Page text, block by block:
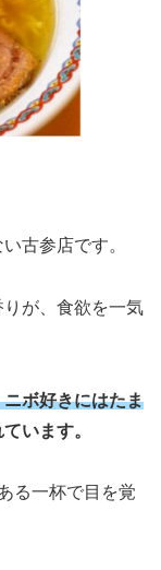
古参店です。
が、食欲を一気
ボ好きにはたま
います。
る一杯で目を覚